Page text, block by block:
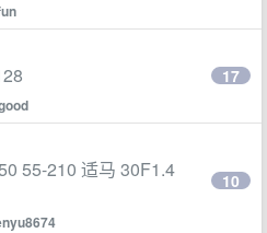
17
55-210 适马 30F1.4
10